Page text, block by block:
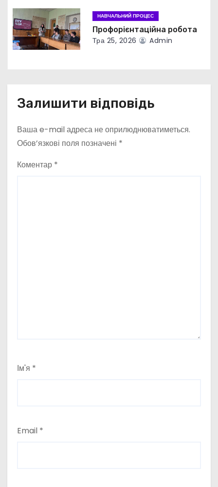
і
в
НАВЧАЛЬНИЙ ПРОЦЕС
Профорієнтаційна робота
Тра 25, 2026 Admin
Залишити відповідь
Ваша e-mail адреса не оприлюднюватиметься.
Обов’язкові поля позначені *
Коментар *
Ім'я *
Email *